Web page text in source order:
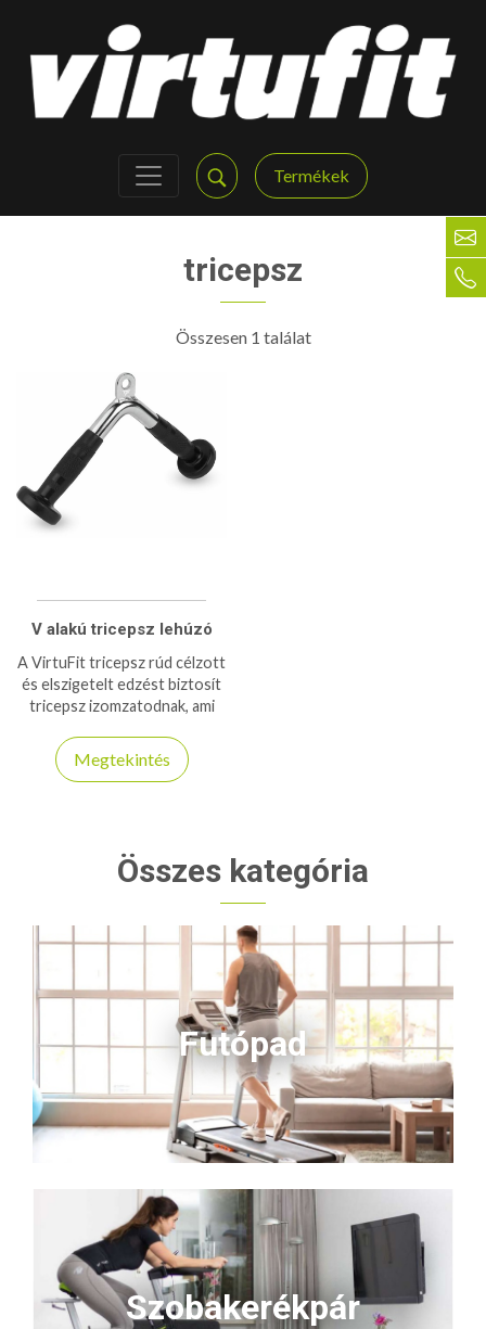
Termékek
tricepsz
Összesen 1 találat
V alakú tricepsz lehúzó
A VirtuFit tricepsz rúd célzott
és elszigetelt edzést biztosít
tricepsz izomzatodnak, ami
eredményeket eredményez.
Megtekintés
Összes kategória
Futópad
Szobakerékpár